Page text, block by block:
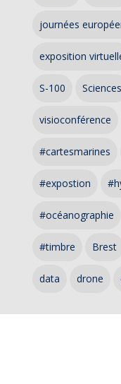
journées
exposition
S-100 Sciences
visioconférence
#cartesmarines
#expostion
#océanographie
#timbre Brest
data drone